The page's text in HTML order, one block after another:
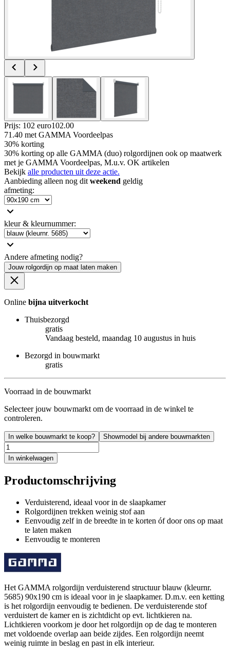
Prijs: 102 euro102.00
71.40 met GAMMA Voordeelpas
30% korting
30% korting op alle GAMMA (duo) rolgordijnen ook op maatwerk
met je GAMMA Voordeelpas, M.u.v. OK artikelen
Bekijk alle producten uit deze actie.
Aanbieding alleen nog dit weekend geldig
afmeting:
kleur & kleurnummer:
Andere afmeting nodig?
Jouw rolgordijn op maat laten maken
Online bijna uitverkocht
Thuisbezorgd
gratis
Vandaag besteld, maandag 10 augustus in huis
Bezorgd in bouwmarkt
gratis
Voorraad in de bouwmarkt
Selecteer jouw bouwmarkt om de voorraad in de winkel te
controleren.
In welke bouwmarkt te koop? Showmodel bij andere bouwmarkten
In winkelwagen
Productomschrijving
Verduisterend, ideaal voor in de slaapkamer
Rolgordijnen trekken weinig stof aan
Eenvoudig zelf in de breedte in te korten óf door ons op maat
te laten maken
Eenvoudig te monteren
Het GAMMA rolgordijn verduisterend structuur blauw (kleurnr.
5685) 90x190 cm is ideaal voor in je slaapkamer. D.m.v. een ketting
is het rolgordijn eenvoudig te bedienen. De verduisterende stof
verduistert de kamer en is zichtdicht op evt. lichtkieren na.
Lichtkieren voorkom je door het rolgordijn op de dag te monteren
met voldoende overlap aan beide zijdes. Een rolgordijn neemt
weinig ruimte in beslag en past in elk interieur.